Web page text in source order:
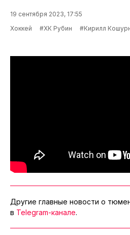
19 сентября 2023, 17:55
Хоккей
#ХК Рубин #Кирилл
Другие главные новости о
в Telegram-канале.